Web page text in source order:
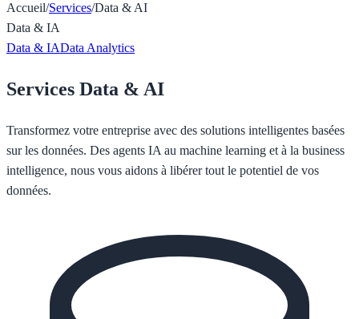
Accueil/Services/Data & AI
Data & IA
Data & IAData Analytics
Services Data & AI
Transformez votre entreprise avec des solutions intelligentes basées
sur les données. Des agents IA au machine learning et à la business
intelligence, nous vous aidons à libérer tout le potentiel de vos
données.